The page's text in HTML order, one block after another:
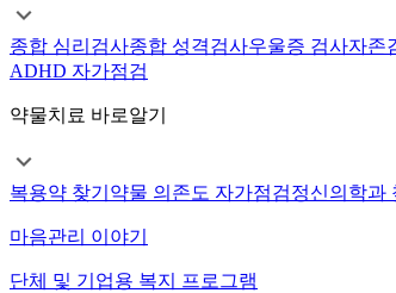
종합 심리검사종합 성격검사우울증 검사자존
ADHD 자가점검
약물치료 바로알기
복용약 찾기 약물 의존도 자가점검정신의학과
마음관리 이야기
단체 및 기업용 복지 프로그램